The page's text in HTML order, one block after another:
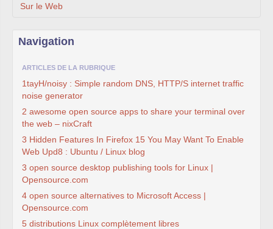
Sur le Web
Navigation
ARTICLES DE LA RUBRIQUE
1tayH/noisy : Simple random DNS, HTTP/S internet traffic
noise generator
2 awesome open source apps to share your terminal over
the web – nixCraft
3 Hidden Features In Firefox 15 You May Want To Enable
Web Upd8 : Ubuntu / Linux blog
3 open source desktop publishing tools for Linux |
Opensource.com
4 open source alternatives to Microsoft Access |
Opensource.com
5 distributions Linux complètement libres